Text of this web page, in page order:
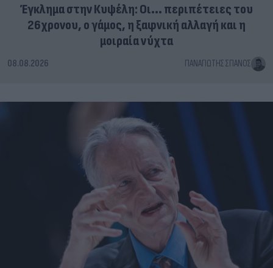
Έγκλημα στην Κυψέλη: Οι... περιπέτειες του
26χρονου, ο γάμος, η ξαφνική αλλαγή και η
μοιραία νύχτα
08.08.2026 ΠΑΝΑΓΙΏΤΗΣ ΣΠΑΝΌΣ